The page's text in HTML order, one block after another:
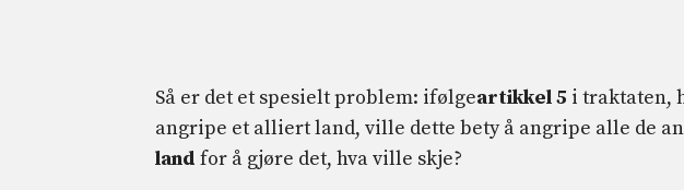
Så er det et spesielt problem: ifølgeartikkel 5 i traktaten,
angripe et alliert land, ville dette bety å angripe alle de
land for å gjøre det, hva ville skje?